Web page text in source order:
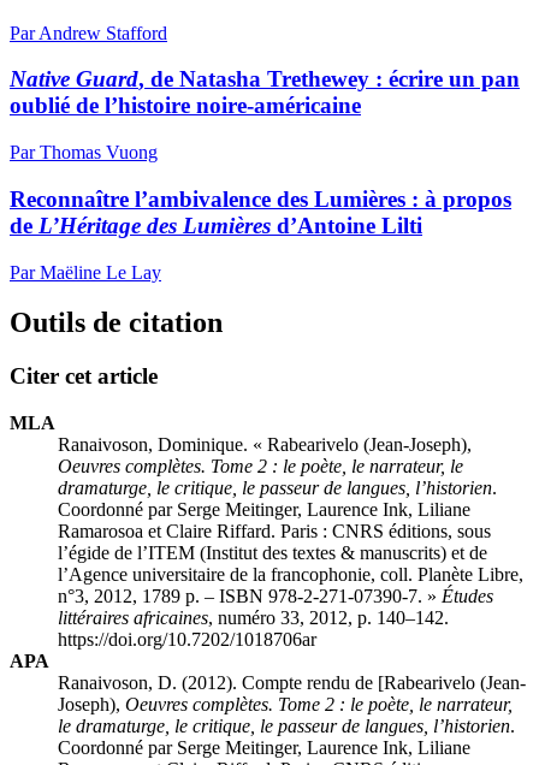
Par Andrew Stafford
Native Guard, de Natasha Trethewey : écrire un pan
oublié de l’histoire noire-américaine
Par Thomas Vuong
Reconnaître l’ambivalence des Lumières : à propos
de L’Héritage des Lumières d’Antoine Lilti
Par Maëline Le Lay
Outils de citation
Citer cet article
MLA
Ranaivoson, Dominique. « Rabearivelo (Jean-Joseph),
Oeuvres complètes. Tome 2 : le poète, le narrateur, le
dramaturge, le critique, le passeur de langues, l’historien.
Coordonné par Serge Meitinger, Laurence Ink, Liliane
Ramarosoa et Claire Riffard. Paris : CNRS éditions, sous
l’égide de l’ITEM (Institut des textes & manuscrits) et de
l’Agence universitaire de la francophonie, coll. Planète Libre,
n°3, 2012, 1789 p. – ISBN 978-2-271-07390-7. » Études
littéraires africaines, numéro 33, 2012, p. 140–142.
https://doi.org/10.7202/1018706ar
APA
Ranaivoson, D. (2012). Compte rendu de [Rabearivelo (Jean-
Joseph), Oeuvres complètes. Tome 2 : le poète, le narrateur,
le dramaturge, le critique, le passeur de langues, l’historien.
Coordonné par Serge Meitinger, Laurence Ink, Liliane